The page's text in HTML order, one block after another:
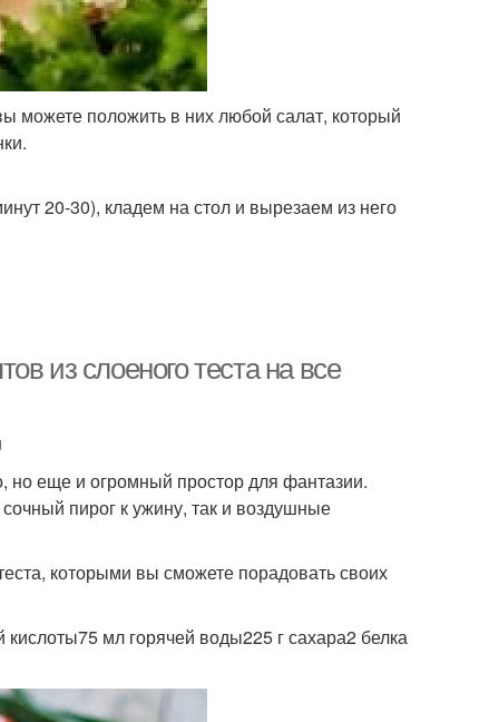
можете положить в них любой салат, который
20-30), кладем на стол и вырезаем из него
из слоеного теста на все
но еще и огромный простор для фантазии.
пирог к ужину, так и воздушные
которыми вы сможете порадовать своих
кислоты75 мл горячей воды225 г сахара2 белка